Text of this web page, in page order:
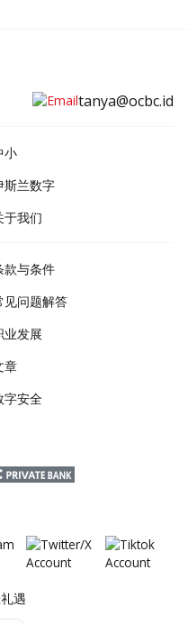
tanya@ocbc.id
小
斯兰数字
于我们
款与条件
见问题解答
业发展
章
字安全
遇